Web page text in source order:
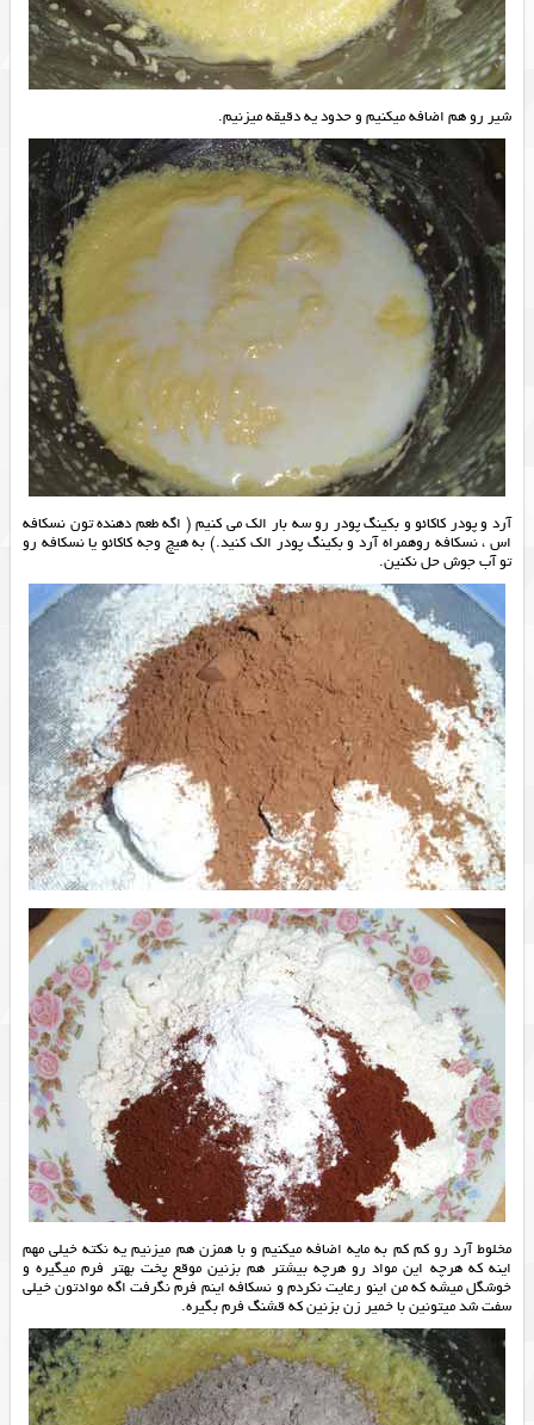
شیر رو هم اضافه میکنیم و حدود یه دقیقه میزنیم.
آرد و پودر کاکائو و بکینگ پودر رو سه بار الک می کنیم ( اگه طعم دهنده تون نسکافه
اس ، نسکافه روهمراه آرد و بکینگ پودر الک کنید.) به هیچ وجه کاکائو یا نسکافه رو
تو آب جوش حل نکنین.
مخلوط آرد رو کم کم به مایه اضافه میکنیم و با همزن هم میزنیم یه نکته خیلی مهم
اینه که هرچه این مواد رو هرچه بیشتر هم بزنین موقع پخت بهتر فرم میگیره و
خوشگل میشه که من اینو رعایت نکردم و نسکافه اینم فرم نگرفت اگه موادتون خیلی
سفت شد میتونین با خمیر زن بزنین که قشنگ فرم بگیره.